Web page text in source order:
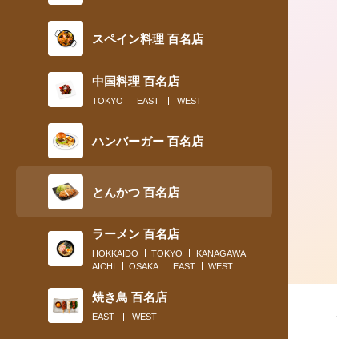
スペイン料理 百名店
中国料理 百名店
TOKYO EAST WEST
ハンバーガー 百名店
とんかつ 百名店
ラーメン 百名店
HOKKAIDO TOKYO
KANAGAWA
AICHI
OSAKA EAST WEST
焼き鳥 百名店
EAST WEST
2018.12.26
2018年、ビジネスパーソンたちの
刺激した味トップ５